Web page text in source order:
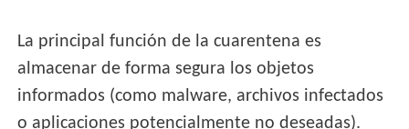
La principal función de la cuarentena es
almacenar de forma segura los objetos
informados (como malware, archivos infectados
o aplicaciones potencialmente no deseadas).